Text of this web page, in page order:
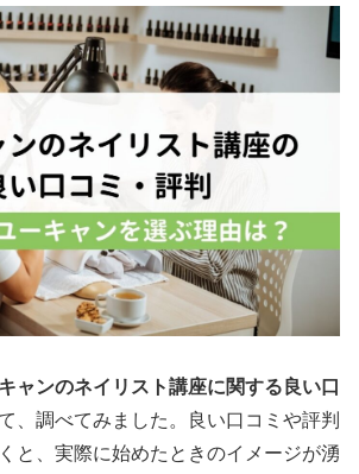
ャンのネイリスト講座に関する良い口
、調べてみました。良い口コミや評判
と、実際に始めたときのイメージが湧